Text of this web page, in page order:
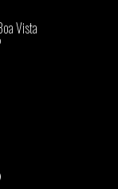
Vista